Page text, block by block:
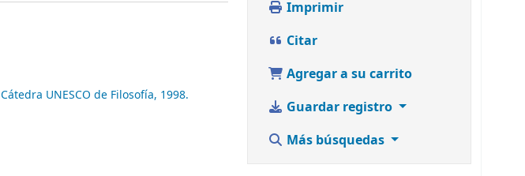
Cátedra UNESCO de Filosofía, 1998.
Imprimir
Citar
Agregar a su carrito
Guardar registro
Más búsquedas